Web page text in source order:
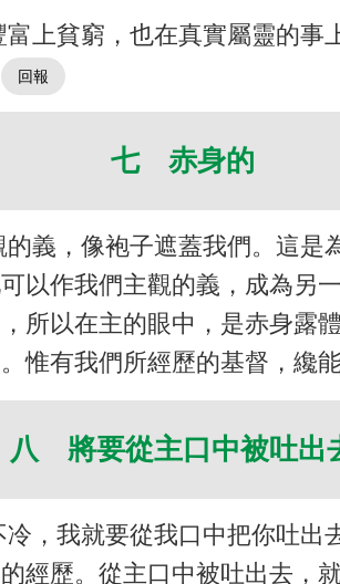
上貧窮，也在真實屬靈的
七 赤身的
義，像袍子遮蓋我們。這是
以作我們主觀的義，成為另
所以在主的眼中，是赤身露
惟有我們所經歷的基督，纔
八 將要從主口中被吐出
，我就要從我口中把你吐
經歷。從主口中被吐出去，